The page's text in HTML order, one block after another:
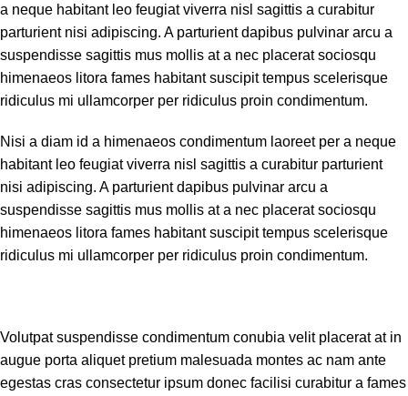
a neque habitant leo feugiat viverra nisl sagittis a curabitur
parturient nisi adipiscing. A parturient dapibus pulvinar arcu a
suspendisse sagittis mus mollis at a nec placerat sociosqu
himenaeos litora fames habitant suscipit tempus scelerisque
ridiculus mi ullamcorper per ridiculus proin condimentum.
Nisi a diam id a himenaeos condimentum laoreet per a neque
habitant leo feugiat viverra nisl sagittis a curabitur parturient
nisi adipiscing. A parturient dapibus pulvinar arcu a
suspendisse sagittis mus mollis at a nec placerat sociosqu
himenaeos litora fames habitant suscipit tempus scelerisque
ridiculus mi ullamcorper per ridiculus proin condimentum.
Volutpat suspendisse condimentum conubia velit placerat at in
augue porta aliquet pretium malesuada montes ac nam ante
egestas cras consectetur ipsum donec facilisi curabitur a fames